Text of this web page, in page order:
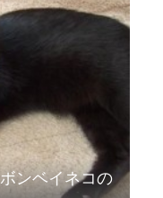
ンベイネコの